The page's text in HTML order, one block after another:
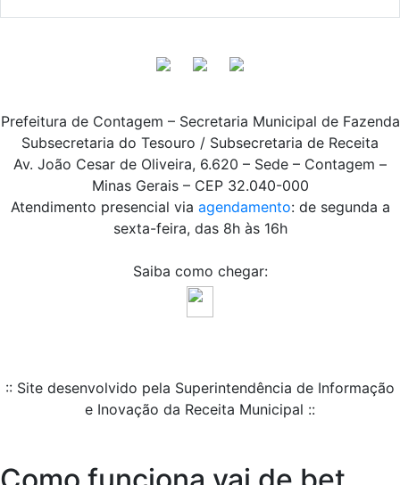
Prefeitura de Contagem – Secretaria Municipal de Fazenda
Subsecretaria do Tesouro / Subsecretaria de Receita
Av. João Cesar de Oliveira, 6.620 – Sede – Contagem –
Minas Gerais – CEP 32.040-000
Atendimento presencial via agendamento: de segunda a
sexta-feira, das 8h às 16h
Saiba como chegar:
:: Site desenvolvido pela Superintendência de Informação
e Inovação da Receita Municipal ::